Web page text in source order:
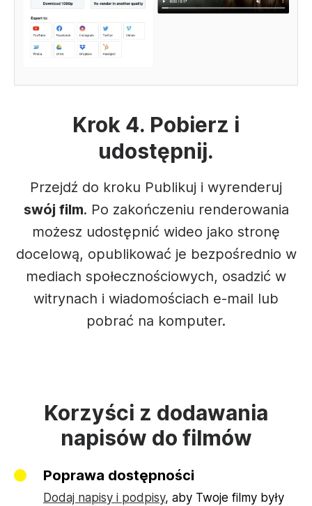
Krok 4. Pobierz i
udostępnij.
Przejdź do kroku Publikuj i wyrenderuj
swój film. Po zakończeniu renderowania
możesz udostępnić wideo jako stronę
docelową, opublikować je bezpośrednio w
mediach społecznościowych, osadzić w
witrynach i wiadomościach e-mail lub
pobrać na komputer.
Korzyści z dodawania
napisów do filmów
Poprawa dostępności
Dodaj napisy i podpisy, aby Twoje filmy były